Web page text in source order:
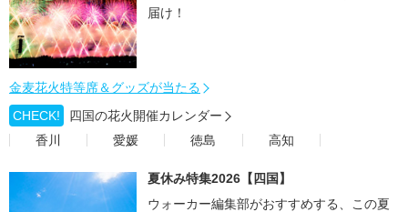
届け！
金麦花火特等席＆グッズが当たる
CHECK!
四国の花火開催カレンダー
香川
愛媛 徳島 高知
夏休み特集2026【四国】
ウォーカー編集部がおすすめする、この夏